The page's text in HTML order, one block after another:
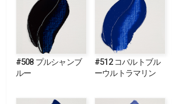
#508 プルシャンブ
ルー
#512 コバルトブル
ーウルトラマリン